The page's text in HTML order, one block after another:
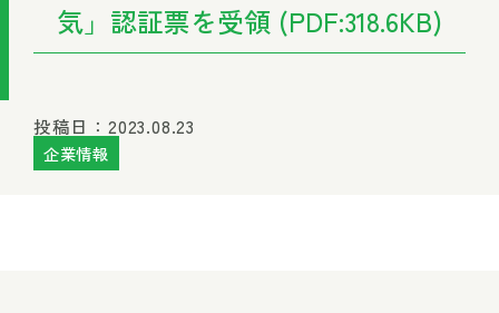
気」認証票を受領 (PDF:318.6KB)
投稿日：2023.08.23
企業情報